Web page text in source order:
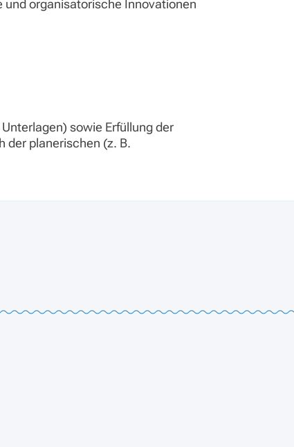
und organisatorische Innovationen
sowie Erfüllung der
der planerischen (z. B.